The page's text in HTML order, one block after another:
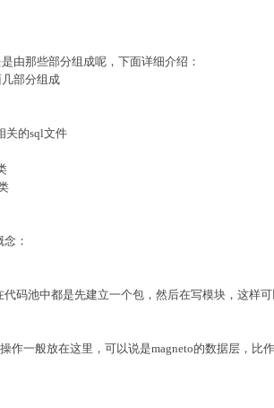
是由那些部分组成呢，下面详细介绍：
部分组成
的sql文件
：
代码池中都是先建立一个包，然后在写模块，这样
作一般放在这里，可以说是magneto的数据层，